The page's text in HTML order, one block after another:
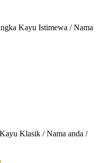
Kayu Istimewa / Nama
Klasik / Nama anda /